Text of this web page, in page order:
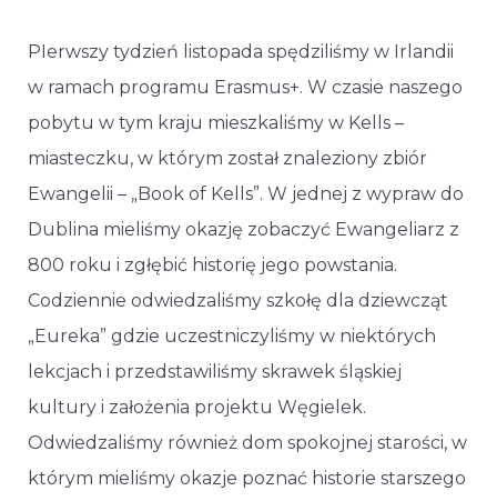
PIerwszy tydzień listopada spędziliśmy w Irlandii
w ramach programu Erasmus+. W czasie naszego
pobytu w tym kraju mieszkaliśmy w Kells –
miasteczku, w którym został znaleziony zbiór
Ewangelii – „Book of Kells”. W jednej z wypraw do
Dublina mieliśmy okazję zobaczyć Ewangeliarz z
800 roku i zgłębić historię jego powstania.
Codziennie odwiedzaliśmy szkołę dla dziewcząt
„Eureka” gdzie uczestniczyliśmy w niektórych
lekcjach i przedstawiliśmy skrawek śląskiej
kultury i założenia projektu Węgielek.
Odwiedzaliśmy również dom spokojnej starości, w
którym mieliśmy okazje poznać historie starszego